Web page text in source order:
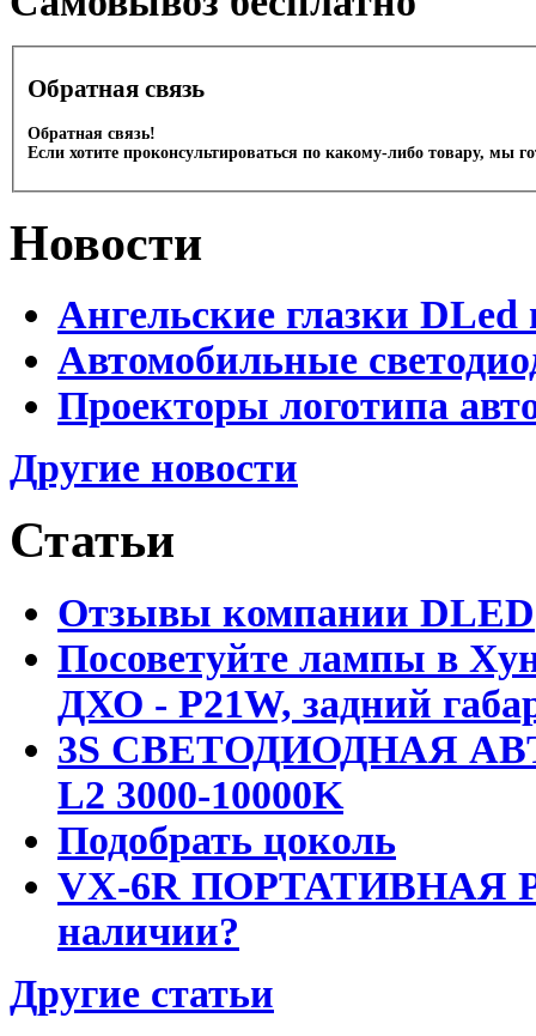
Обратная связь
Обратная связь!
Если хотите проконсультироваться по какому-либо товару, мы
Новости
Ангельские глазки DLed
Автомобильные
Проекторы логотипа
Другие новости
Статьи
Отзывы компании DLED
Посоветуйте лампы в
ДХО - P21W, задний
3S СВЕТОДИОДНАЯ
L2 3000-10000K
Подобрать цоколь
VX-6R ПОРТАТИВНАЯ
наличии?
Другие статьи